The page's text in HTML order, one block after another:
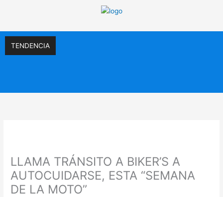
TENDENCIA
LLAMA TRÁNSITO A BIKER’S A
AUTOCUIDARSE, ESTA “SEMANA
DE LA MOTO”